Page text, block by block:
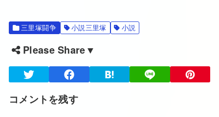
三里塚闘争 小説三里塚 小説
Please Share▼
コメントを残す